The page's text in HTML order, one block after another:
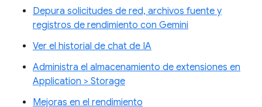
Depura solicitudes de red, archivos fuente y
registros de rendimiento con Gemini
Ver el historial de chat de IA
Administra el almacenamiento de extensiones en
Application > Storage
Mejoras en el rendimiento